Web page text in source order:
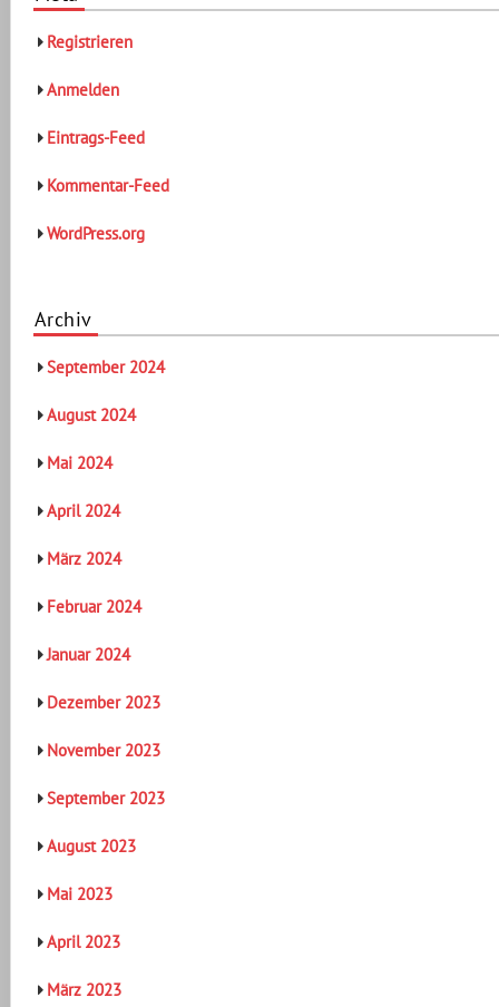
Registrieren
Anmelden
Eintrags-Feed
Kommentar-Feed
WordPress.org
Archiv
September 2024
August 2024
Mai 2024
April 2024
März 2024
Februar 2024
Januar 2024
Dezember 2023
November 2023
September 2023
August 2023
Mai 2023
April 2023
März 2023